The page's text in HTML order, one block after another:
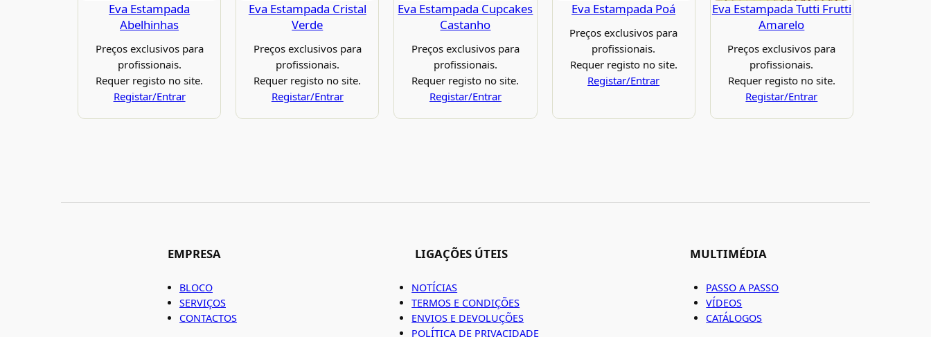
Eva Estampada
Abelhinhas
Preços exclusivos para
profissionais.
Requer registo no site.
Registar/Entrar
Eva Estampada Cristal
Verde
Preços exclusivos para
profissionais.
Requer registo no site.
Registar/Entrar
Eva Estampada Cupcakes
Castanho
Preços exclusivos para
profissionais.
Requer registo no site.
Registar/Entrar
Eva Estampada Poá
Preços exclusivos para
profissionais.
Requer registo no site.
Registar/Entrar
Eva Estampada Tutti Frutti
Amarelo
Preços exclusivos para
profissionais.
Requer registo no site.
Registar/Entrar
EMPRESA
BLOCO
SERVIÇOS
CONTACTOS
LIGAÇÕES ÚTEIS
NOTÍCIAS
TERMOS E CONDIÇÕES
ENVIOS E DEVOLUÇÕES
POLÍTICA DE PRIVACIDADE
MULTIMÉDIA
PASSO A PASSO
VÍDEOS
CATÁLOGOS